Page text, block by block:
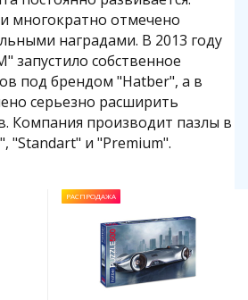
многократно отмечено
наградами. В 2013 году
запустило собственное
под брендом "Hatber", а в
серьезно расширить
Компания производит пазлы в
"Standart" и "Premium".
РАСПРОДАЖА